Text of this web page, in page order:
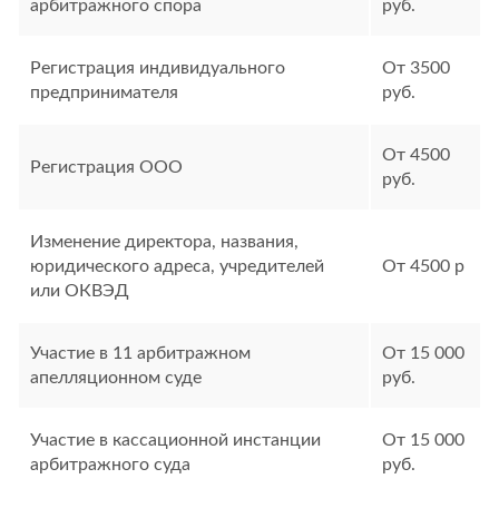
арбитражного спора
руб.
Регистрация индивидуального
предпринимателя
От 3500
руб.
Регистрация ООО
От 4500
руб.
Изменение директора, названия,
юридического адреса, учредителей
или ОКВЭД
От 4500 р
Участие в 11 арбитражном
апелляционном суде
От 15 000
руб.
Участие в кассационной инстанции
арбитражного суда
От 15 000
руб.